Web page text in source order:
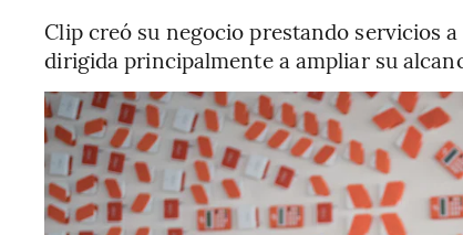
Clip creó su negocio prestando servicios
dirigida principalmente a ampliar su